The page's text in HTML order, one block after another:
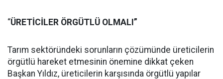
“ÜRETİCİLER ÖRGÜTLÜ OLMALI”
Tarım sektöründeki sorunların çözümünde üreticilerin
örgütlü hareket etmesinin önemine dikkat çeken
Başkan Yıldız, üreticilerin karşısında örgütlü yapılar